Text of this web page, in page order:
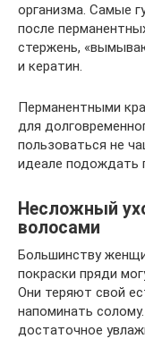
организма. Самые
после
стержень,
и кератин.
Перманентными
для
пользоваться не
идеале подождать
Несложный
волосами
Большинству
покраски пряди
Они теряют свой
напоминать
достаточное